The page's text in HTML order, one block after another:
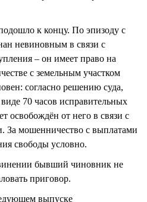
к концу. По эпизоду с
невиновным в связи с
– он имеет право на
с земельным участком
согласно решению суда,
70 часов исправительных
освобождён от него в связи с
За мошенничество с выплатами
свободы условно.
бывший чиновник не
приговор.
выпуске